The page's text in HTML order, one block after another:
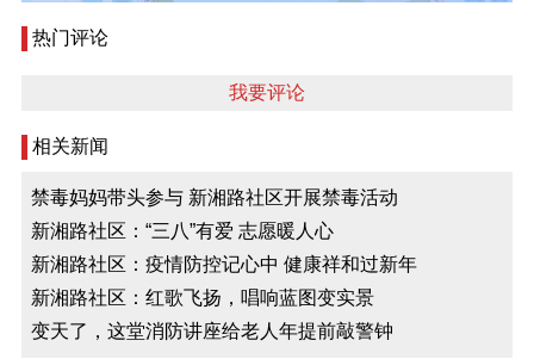
热门评论
我要评论
相关新闻
禁毒妈妈带头参与 新湘路社区开展禁毒活动
新湘路社区：“三八”有爱 志愿暖人心
新湘路社区：疫情防控记心中 健康祥和过新年
新湘路社区：红歌飞扬，唱响蓝图变实景
变天了，这堂消防讲座给老人年提前敲警钟